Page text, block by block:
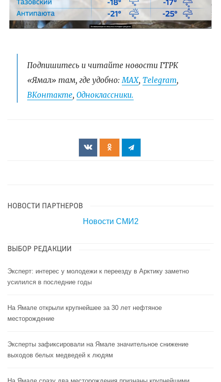
Подпишитесь и читайте новости ГТРК
«Ямал» там, где удобно: МАХ, Telegram,
ВКонтакте, Одноклассники.
НОВОСТИ ПАРТНЕРОВ
Новости СМИ2
ВЫБОР РЕДАКЦИИ
Эксперт: интерес у молодежи к переезду в Арктику заметно
усилился в последние годы
На Ямале открыли крупнейшее за 30 лет нефтяное
месторождение
Эксперты зафиксировали на Ямале значительное снижение
выходов белых медведей к людям